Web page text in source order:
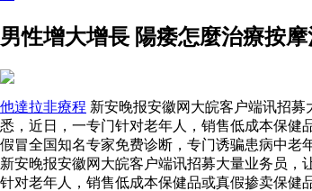
男性增大增長 陽痿怎麼治療按
他達拉非療程 新安晚报安徽网大皖客户端讯招
悉，近日，一专门针对老年人，销售低成本保健
假冒全国知名专家免费诊断，专门诱骗患病中
新安晚报安徽网大皖客户端讯招募大量业务员
针对老年人，销售低成本保健品或真假掺卖保健